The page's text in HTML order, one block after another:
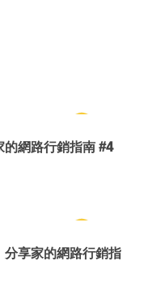
的網路行銷指南 #4
分享家的網路行銷指